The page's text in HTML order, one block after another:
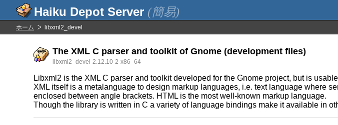
(簡易)
ホーム libxml2_devel
The XML C parser and toolkit of Gnome (development files)
libxml2_devel-2.12.10-2-x86_64
Libxml2 is the XML C parser and toolkit developed for the Gnome project, but is
XML itself is a metalanguage to design markup languages, i.e. text language where
enclosed between angle brackets. HTML is the most well-known markup language.
Though the library is written in C a variety of language bindings make it available in